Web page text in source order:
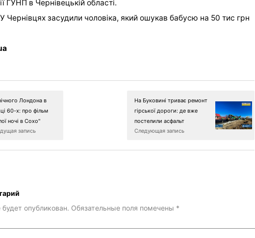
ГУНП в Чернівецькій області.
У Чернівцях засудили чоловіка, який ошукав бабусю на 50 тис грн
Лондона в
60-х: про фільм
ночі в Сохо"
запись
На Буковині триває ремонт
гірської дороги: де вже
постелили асфальт
Следующая запись
опубликован. Обязательные поля помечены *